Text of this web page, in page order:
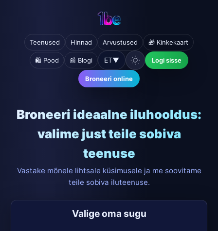
Teenused Hinnad Arvustused 🎁 Kinkekaart
🛍️ Pood 📰 Blogi ET▼ Logi sisse
Broneeri online
Broneeri ideaalne iluhooldus:
valime just teile sobiva
teenuse
Vastake mõnele lihtsale küsimusele ja me soovitame
teile sobiva iluteenuse.
Valige oma sugu